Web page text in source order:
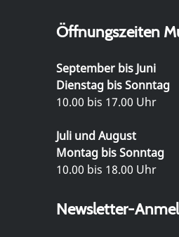
Öffnungszeiten
September bis Juni
Dienstag bis Sonntag
10.00 bis 17.00 Uhr
Juli und August
Montag bis Sonntag
10.00 bis 18.00 Uhr
Newsletter-